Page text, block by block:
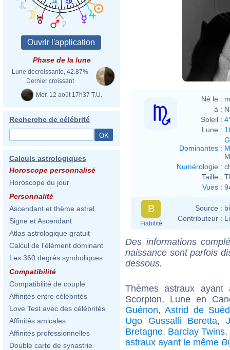
Phase de la lune
Lune décroissante, 42.87%
Dernier croissant
Mer. 12 août 17h37 T.U.
Recherche de célébrité
Calculs astrologiques
Horoscope personnalisé
Horoscope du jour
Personnalité
Ascendant et thème astral
Signe et Ascendant
Atlas astrologique gratuit
Calcul de l'élément dominant
Les 360 degrés symboliques
Compatibilité
Compatibilité de couple
Affinités entre célébrités
Love Test avec des célébrités
Affinités amicales
Affinités professionnelles
Double carte de synastrie
Né le :
à :
Soleil :
Lune :
Dominantes :
Numérologie :
Taille :
Vues :
B
Fiabilité
Source :
Contributeur :
Des informations
naissance sont parfois
dessous.
Thèmes astraux
Scorpion, Lune en
Guénon,Astrid de
Ugo Gussalli Beretta,
Bretagne, Barclay Twins,
astraux ayant le même